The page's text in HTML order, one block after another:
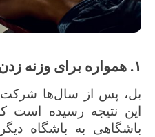
۱. همواره برای وزنه زدن برنامه داشته باشید
بل، پس از سال‌ها شرکت
این نتیجه رسیده است
باشگاهی به باشگاه